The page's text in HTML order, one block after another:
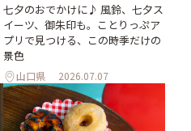
七夕のおでかけに♪ 風鈴、七夕ス
イーツ、御朱印も。ことりっぷア
プリで見つける、この時季だけの
景色
山口県 2026.07.07